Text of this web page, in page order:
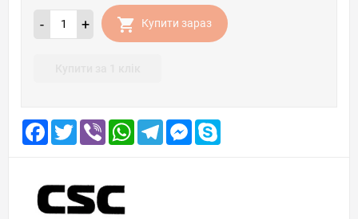
- + Купити зараз
Facebook
TwitterViber WhatsAppTelegramMessenger